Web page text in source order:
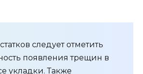
следует отметить
появления трещин в
укладки. Также